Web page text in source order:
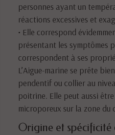
personnes ayant un
réactions excessives et
• Elle correspond
présentant les symptômes
correspondent à ses
L’Aigue-marine se prête
pendentif ou collier au
poitrine. Elle peut aussi
microporeux sur la zone du
Origine et